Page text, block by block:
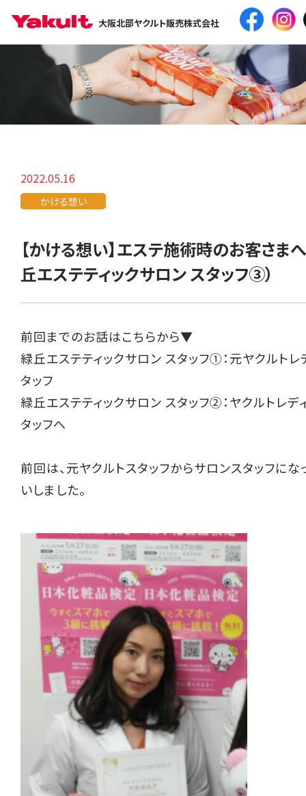
大阪北部ヤクルト販売株式会社
2022.05.16
かける想い
【かける想い】エステ施術時のお客さま
丘エステティックサロン スタッフ③）
前回までのお話はこちらから▼
緑丘エステティックサロン スタッフ①：元ヤクルトレ
タッフ
緑丘エステティックサロン スタッフ②：ヤクルトレデ
タッフへ
前回は、元ヤクルトスタッフからサロンスタッフに
いしました。